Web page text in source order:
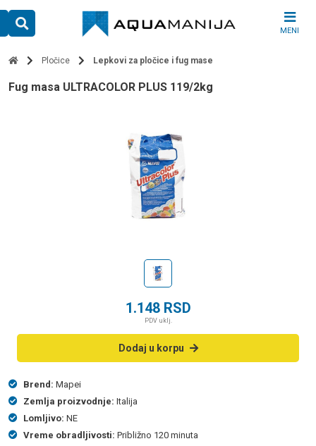
content
MENI
Pločice Lepkovi za pločice i fug mase
Fug masa ULTRACOLOR PLUS 119/2kg
1.148 RSD
PDV uklj.
Dodaj u korpu
Brend: Mapei
Zemlja proizvodnje: Italija
Lomljivo: NE
Vreme obradljivosti: Približno 120 minuta